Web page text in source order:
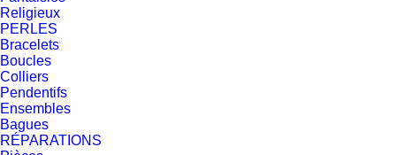
Religieux
PERLES
Bracelets
Boucles
Colliers
Pendentifs
Ensembles
Bagues
RÉPARATIONS